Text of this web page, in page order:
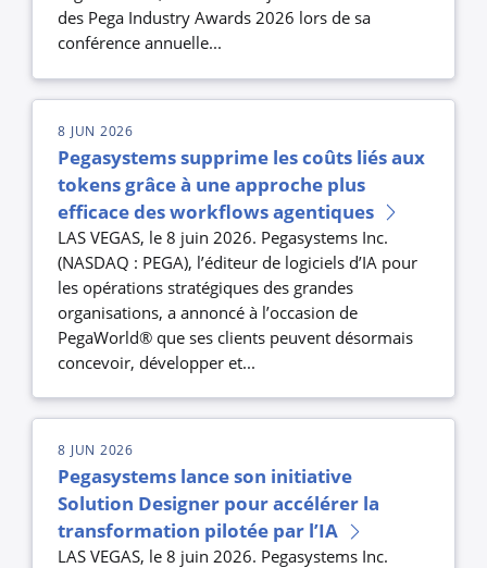
des Pega Industry Awards 2026 lors de sa
conférence annuelle...
8 JUN 2026
Pegasystems supprime les coûts liés aux
tokens grâce à une approche plus
efficace des workflows agentiques
LAS VEGAS, le 8 juin 2026. Pegasystems Inc.
(NASDAQ : PEGA), l’éditeur de logiciels d’IA pour
les opérations stratégiques des grandes
organisations, a annoncé à l’occasion de
PegaWorld® que ses clients peuvent désormais
concevoir, développer et...
8 JUN 2026
Pegasystems lance son initiative
Solution Designer pour accélérer la
transformation pilotée par l’IA
LAS VEGAS, le 8 juin 2026. Pegasystems Inc.